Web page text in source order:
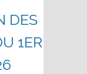
DES
1ER